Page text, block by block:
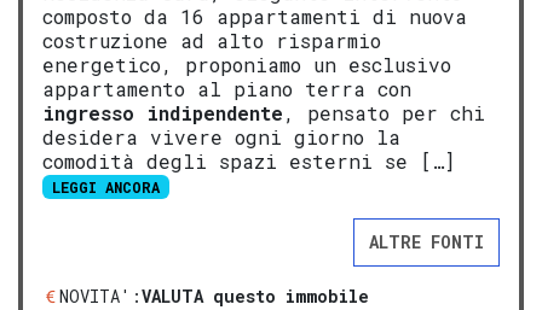
composto da 16 appartamenti di nuova
costruzione ad alto risparmio
energetico, proponiamo un esclusivo
appartamento al piano terra con
ingresso indipendente, pensato per chi
desidera vivere ogni giorno la
comodità degli spazi esterni se […]
LEGGI ANCORA
ALTRE FONTI
NOVITA':VALUTA questo immobile